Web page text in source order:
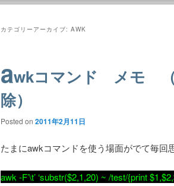
カテゴリーアーカイブ: AWK
awkコマンド メモ （
除）
Posted on 2011年2月11日
たまにawkコマンドを使う場面がでて毎回
awk -F’\t’ ‘substr($2,1,20) ~ /test/{print